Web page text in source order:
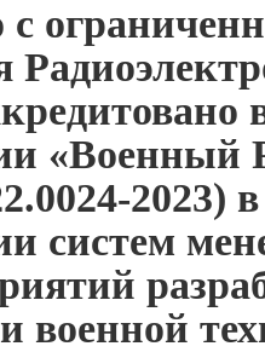
в
«Военный
2023) в
систем
военной